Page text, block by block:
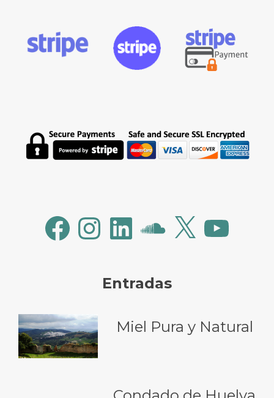
FacebookInstagramLinkedInSoundCloud
X YouTube
Entradas
Miel Pura y Natural